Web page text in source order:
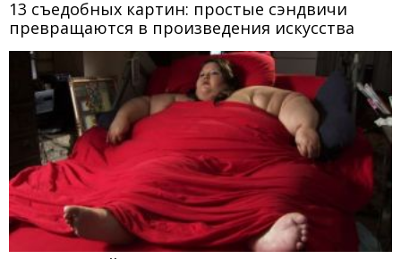
13 съедобных картин: простые сэндвичи
превращаются в произведения искусства